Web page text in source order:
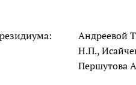
Андреевой
Н.П.,
Першутова